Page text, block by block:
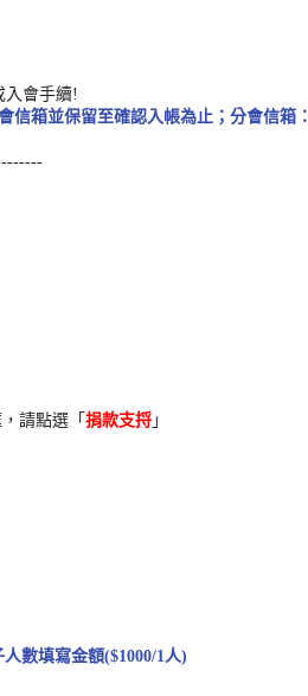
入會手續!
信箱並保留至確認入帳為止；分會信箱：
請點選「 捐款支捋 」
人數填寫金額($1000/1人)